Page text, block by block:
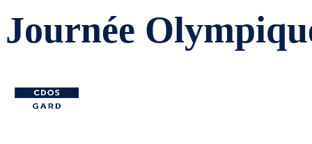
Journée